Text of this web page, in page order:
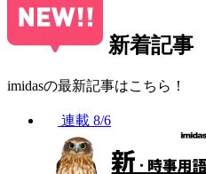
新着記事
imidasの最新記事はこちら！
連載 8/6